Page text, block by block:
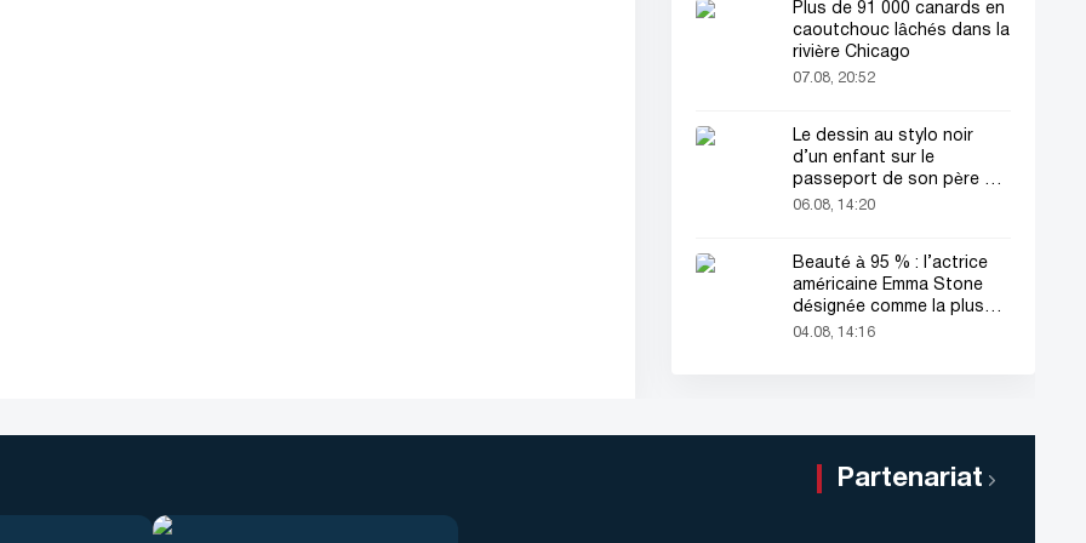
Plus de 91 000 canards en
caoutchouc lâchés dans la
rivière Chicago
07.08, 20:52
Le dessin au stylo noir
d’un enfant sur le
passeport de son père a
attiré tous les regards
06.08, 14:20
Beauté à 95 % : l’actrice
américaine Emma Stone
désignée comme la plus
belle femme du monde !
04.08, 14:16
Partenariat